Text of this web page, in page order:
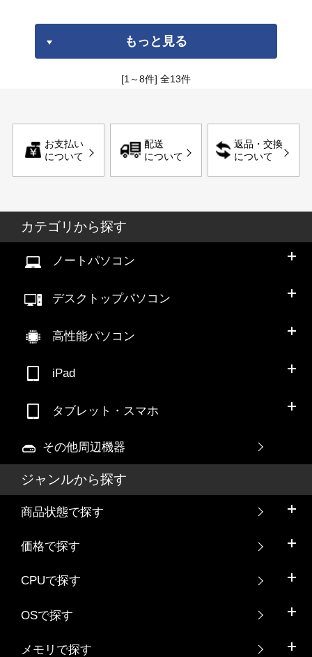
もっと見る
[1～8件] 全13件
お支払い
について
配送
について
返品・交換
について
カテゴリから探す
ノートパソコン
デスクトップパソコン
高性能パソコン
iPad
タブレット・スマホ
その他周辺機器
ジャンルから探す
商品状態で探す
価格で探す
CPUで探す
OSで探す
メモリで探す